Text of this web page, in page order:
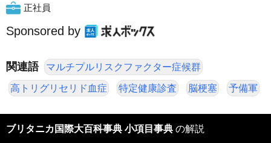
正社員
Sponsored by
関連語 マルチプルリスクファクター症候群
高トリグリセリド血症 特定健康診査 脳梗塞 予備軍
ブリタニカ国際大百科事典 小項目事典 の解説